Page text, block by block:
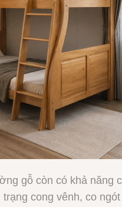
gỗ còn có khả
cong vênh, co